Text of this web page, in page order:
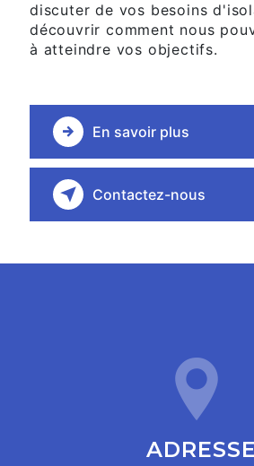
discuter de vos besoins
découvrir comment nous
à atteindre vos objectifs.
En savoir plus
Contactez-nous
ADRESSE